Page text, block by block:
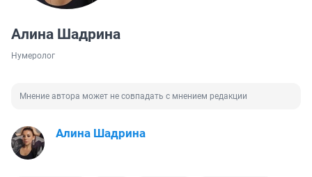
Алина Шадрина
Нумеролог
Мнение автора может не совпадать с мнением редакции
Алина Шадрина